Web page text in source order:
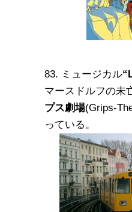
83. ミュージカル
マースドルフの未
プス劇場(Grips-
っている。